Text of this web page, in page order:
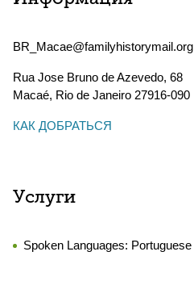
BR_Macae@familyhistorymail.org
Rua Jose Bruno de Azevedo, 68
Macaé, Rio de Janeiro 27916-090
КАК ДОБРАТЬСЯ
Услуги
Spoken Languages: Portuguese